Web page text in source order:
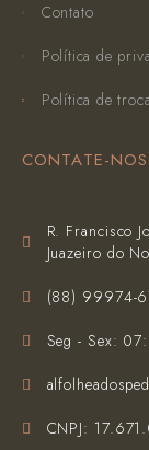
Contato
Política de
Política de
CONTATE-NOS
R. Francisco
Juazeiro do
(‪88) 99974-
Seg - Sex:
CNPJ: